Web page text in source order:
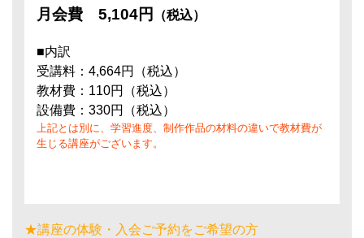
月会費 5,104円 （税込）
■内訳
受講料：4,664円（税込）
教材費：110円（税込）
設備費：330円（税込）
上記とは別に、学習進度、制作作品の材料の違いで教材費が
生じる講座がございます。
★講座の体験・入会ご予約をご希望の方